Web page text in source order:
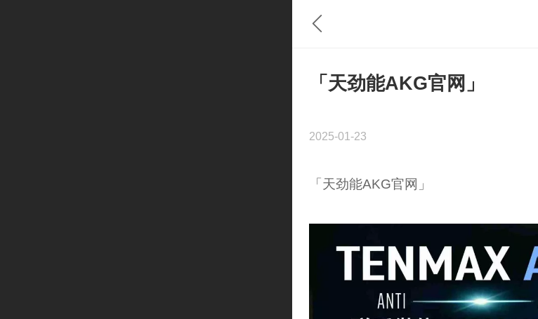
「天劲能AKG官网」
2025-01-23
「天劲能AKG官网」